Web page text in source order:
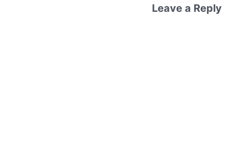
Leave a Reply